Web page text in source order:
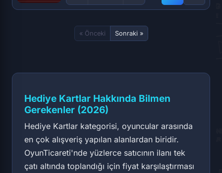
« Önceki Sonraki »
Hediye Kartlar Hakkında Bilmen
Gerekenler (2026)
Hediye Kartlar kategorisi, oyuncular arasında
en çok alışveriş yapılan alanlardan biridir.
OyunTicareti'nde yüzlerce satıcının ilanı tek
çatı altında toplandığı için fiyat karşılaştırması